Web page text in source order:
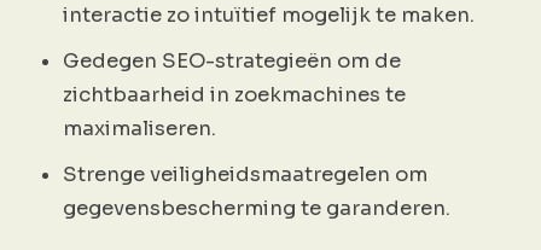
interactie zo intuïtief mogelijk te maken.
Gedegen SEO-strategieën om de
zichtbaarheid in zoekmachines te
maximaliseren.
Strenge veiligheidsmaatregelen om
gegevensbescherming te garanderen.